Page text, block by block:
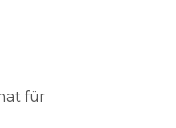
für